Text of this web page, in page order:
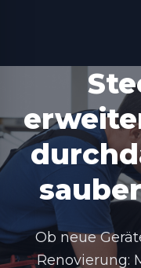
Ob neue
Renovierung: